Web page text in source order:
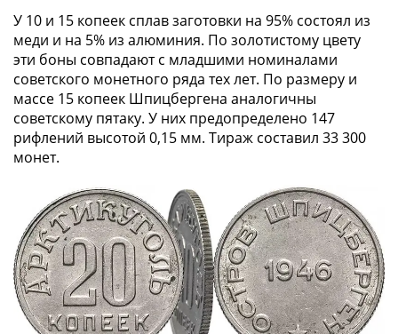
рейх
Веймарская
республика
Нотгельды
Германская
империя
Бавария
Данциг
Священная
Римская
империя
Другие
Приднестровье
У 10 и 15 копеек сплав заготовки на 95% состоял из
меди и на 5% из алюминия. По золотистому цвету
эти боны совпадают с младшими номиналами
советского монетного ряда тех лет. По размеру и
массе 15 копеек Шпицбергена аналогичны
советскому пятаку. У них предопределено 147
рифлений высотой 0,15 мм. Тираж составил 33 300
монет.